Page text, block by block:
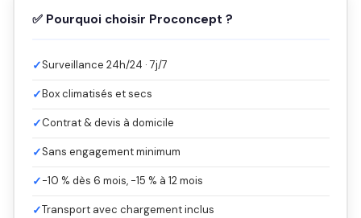
✅ Pourquoi choisir Proconcept ?
✓Surveillance 24h/24 · 7j/7
✓Box climatisés et secs
✓Contrat & devis à domicile
✓Sans engagement minimum
✓-10 % dès 6 mois, -15 % à 12 mois
✓Transport avec chargement inclus